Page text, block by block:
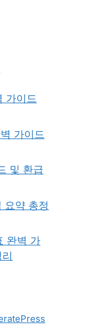
가이드
가이드
및 환급
요약 총정
완벽 가